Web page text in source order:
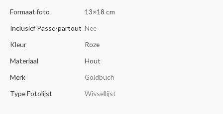
Formaat foto
13×18 cm
Inclusief Passe-partout Nee
Kleur
Roze
Materiaal
Hout
Merk
Goldbuch
Type Fotolijst
Wissellijst